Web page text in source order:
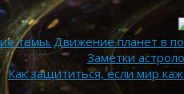
темы. Движение планет в
Заметки
Как защититься, если мир